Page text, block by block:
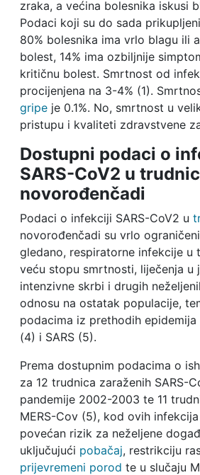
zraka, a većina bolesnika iskusi
Podaci koji su do sada
80% bolesnika ima vrlo blagu ili
bolest, 14% ima ozbiljnije
kritičnu bolest. Smrtnost od
procijenjena na 3-4% (1).
gripeje 0.1%. No, smrtnost u
pristupu i kvaliteti zdravstvene
Dostupni podaci o
SARS-CoV2 u
novorođenčadi
Podaci o infekciji SARS-CoV2 u
novorođenčadi su vrlo
gledano, respiratorne infekcije u
veću stopu smrtnosti, liječenja u
intenzivne skrbi i drugih
odnosu na ostatak populacije,
podacima iz prethodih epidemija
(4) i SARS (5).
Prema dostupnim podacima o
za 12 trudnica zaraženih SARS-
pandemije 2002-2003 te 11
MERS-Cov (5), kod ovih
povećan rizik za neželjene
uključujući pobačaj, restrikciju
prijevremeni porod te u slučaju